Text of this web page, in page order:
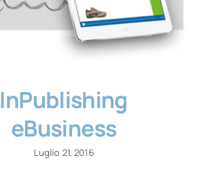
InPublishing
eBusiness
Luglio 21, 2016